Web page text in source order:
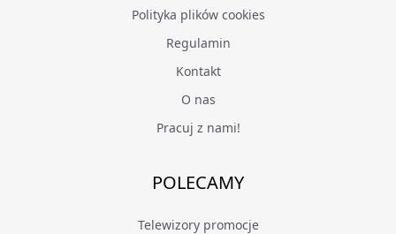
Polityka plików cookies
Regulamin
Kontakt
O nas
Pracuj z nami!
POLECAMY
Telewizory promocje